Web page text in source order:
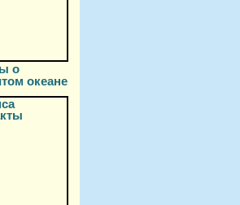
о
океане